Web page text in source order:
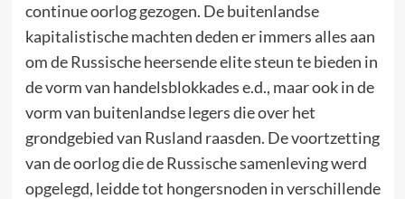
continue oorlog gezogen. De buitenlandse
kapitalistische machten deden er immers alles aan
om de Russische heersende elite steun te bieden in
de vorm van handelsblokkades e.d., maar ook in de
vorm van buitenlandse legers die over het
grondgebied van Rusland raasden. De voortzetting
van de oorlog die de Russische samenleving werd
opgelegd, leidde tot hongersnoden in verschillende